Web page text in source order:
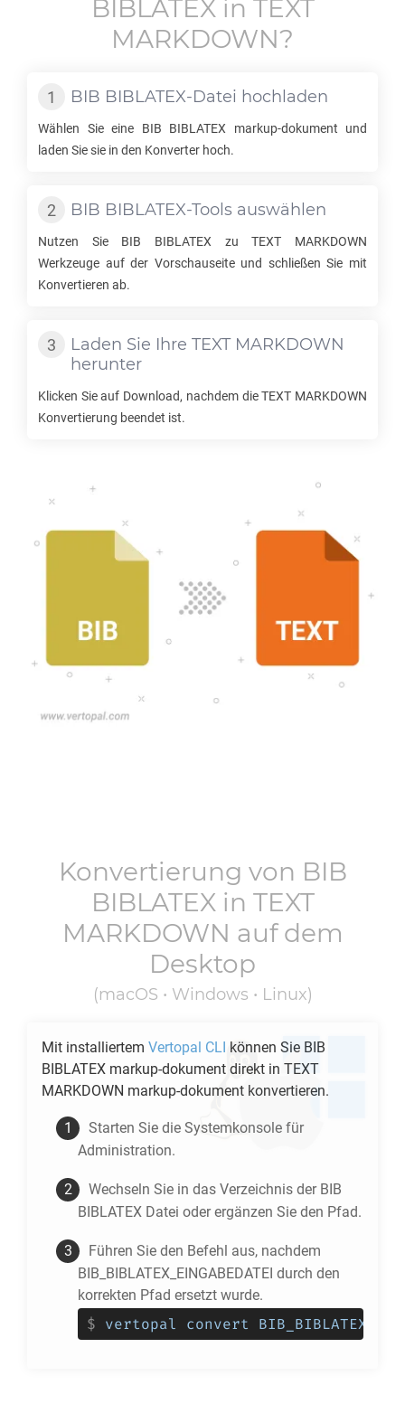
BIBLATEXin TEXT
MARKDOWN?
BIB BIBLATEX-Datei hochladen
Wählen Sie eine BIB BIBLATEX markup-dokument und
laden Sie sie in den Konverter hoch.
BIB BIBLATEX-Tools auswählen
Nutzen Sie BIB BIBLATEX zuTEXT MARKDOWN
Werkzeuge auf der Vorschauseite und schließen Sie mit
Konvertieren ab.
Laden Sie Ihre TEXT MARKDOWN
herunter
Klicken Sie auf Download, nachdem dieTEXT MARKDOWN
Konvertierung beendet ist.
Konvertierung von BIB
BIBLATEXin TEXT
MARKDOWN auf dem
Desktop
(macOS • Windows • Linux)
Mit installiertem Vertopal CLI können Sie BIB
BIBLATEX markup-dokument direkt in TEXT
MARKDOWN markup-dokument konvertieren.
Starten Sie die Systemkonsole für
Administration.
Wechseln Sie in das Verzeichnis der BIB
BIBLATEX Datei oder ergänzen Sie den Pfad.
Führen Sie den Befehl aus, nachdem
BIB_BIBLATEX_EINGABEDATEI durch den
korrekten Pfad ersetzt wurde.
$ vertopal convert